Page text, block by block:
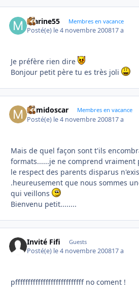
marine55 Membres en vacance
Posté(e) le 4 novembre 200817 a
Je préfère rien dire
Bonjour petit père tu es très joli
mimidoscar Membres en vacance
Posté(e) le 4 novembre 200817 a
Mais de quel façon sont t'ils
formats......je ne comprend vraiment
le respect des parents disparus
.heureusement que nous sommes
qui veillons
Bienvenu petit........
Invité Fifi Guests
Posté(e) le 4 novembre 200817 a
pfffffffffffffffffffffffffff no coment !